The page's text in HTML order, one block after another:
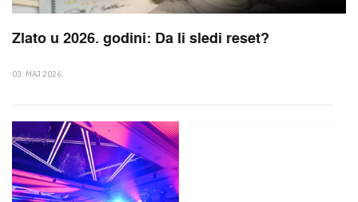
Zlato u 2026. godini: Da li sledi reset?
03. MAJ 2026.